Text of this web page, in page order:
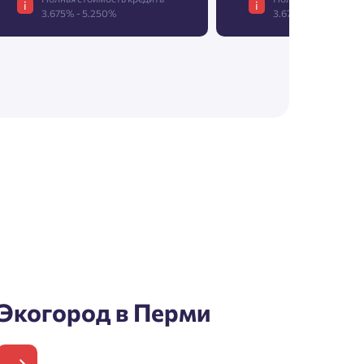
i
3.675% - 5.250%
i
3.675% - 5.250%
в Перми